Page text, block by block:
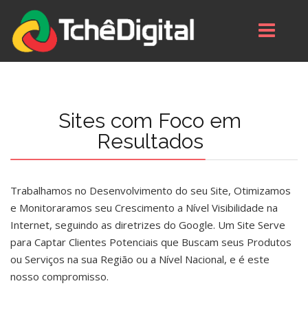
Sites com Foco em
Resultados
Trabalhamos no Desenvolvimento do seu Site, Otimizamos
e Monitoraramos seu Crescimento a Nível Visibilidade na
Internet, seguindo as diretrizes do Google. Um Site Serve
para Captar Clientes Potenciais que Buscam seus Produtos
ou Serviços na sua Região ou a Nível Nacional, e é este
nosso compromisso.